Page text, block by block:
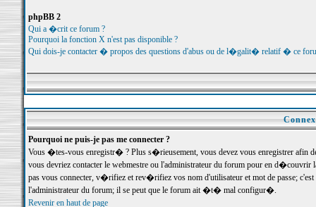
phpBB 2
Qui a �crit ce forum ?
Pourquoi la fonction X n'est pas disponible ?
Qui dois-je contacter � propos des questions d'abus ou de l�galit� relatif � ce
Pourquoi ne puis-je pas me connecter ?
Vous �tes-vous enregistr� ? Plus s�rieusement, vous devez vous enregistrer
vous devriez contacter le webmestre ou l'administrateur du forum pour en
pas vous connecter, v�rifiez et rev�rifiez vos nom d'utilisateur et mot de passe;
l'administrateur du forum; il se peut que le forum ait �t� mal configur�.
Revenir en haut de page